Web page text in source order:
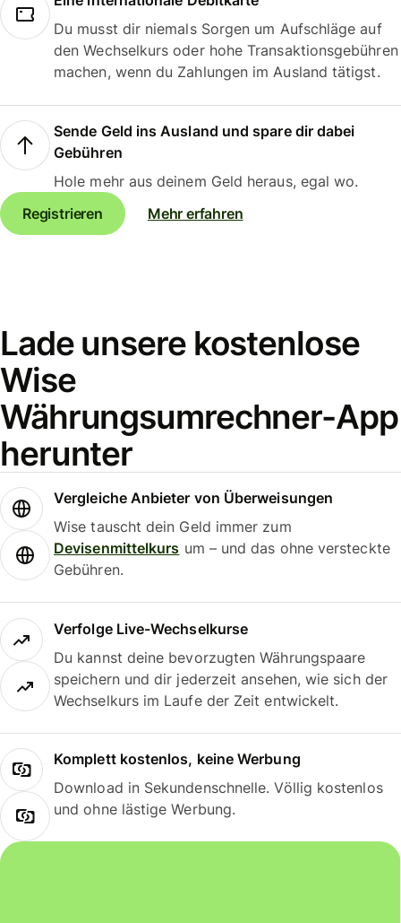
Du musst dir niemals Sorgen um Aufschläge auf
den Wechselkurs oder hohe Transaktionsgebühren
machen, wenn du Zahlungen im Ausland tätigst.
Sende Geld ins Ausland und spare dir dabei
Gebühren
Hole mehr aus deinem Geld heraus, egal wo.
Registrieren
Mehr erfahren
Lade unsere kostenlose
Wise
Währungsumrechner-App
herunter
Vergleiche Anbieter von Überweisungen
Wise tauscht dein Geld immer zum
Devisenmittelkurs um – und das ohne versteckte
Gebühren.
Verfolge Live-Wechselkurse
Du kannst deine bevorzugten Währungspaare
speichern und dir jederzeit ansehen, wie sich der
Wechselkurs im Laufe der Zeit entwickelt.
Komplett kostenlos, keine Werbung
Download in Sekundenschnelle. Völlig kostenlos
und ohne lästige Werbung.